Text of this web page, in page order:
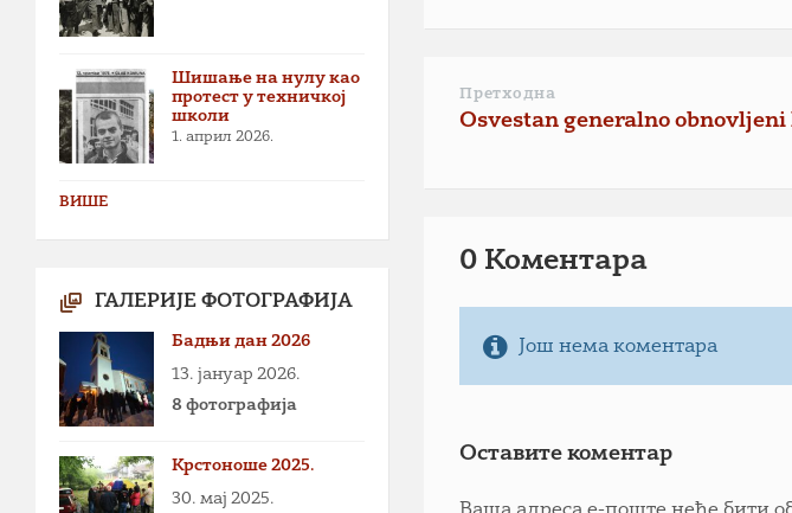
Претходна
Osvestan generalno
0 Коментарa
Још нема коментара
Оставите коментар
Шишање на нулу као
протест у техничкој
школи
1. април 2026.
ВИШЕ
ГАЛЕРИЈЕ ФОТОГРАФИЈА
Бадњи дан 2026
13. јануар 2026.
8 фотографија
Крстоноше 2025.
30. мај 2025.